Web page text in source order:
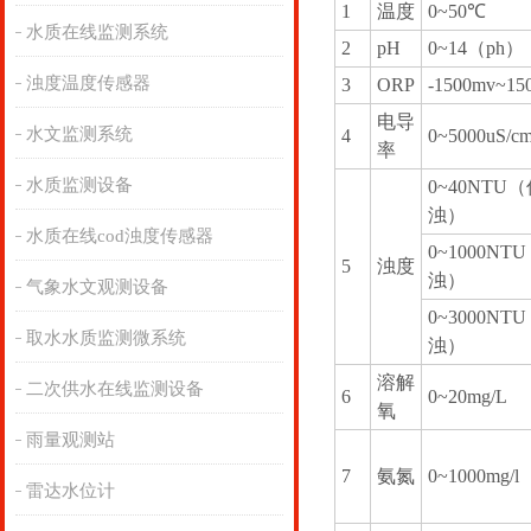
水质在线监测系统
浊度温度传感器
水文监测系统
水质监测设备
水质在线cod浊度传感器
气象水文观测设备
取水水质监测微系统
二次供水在线监测设备
雨量观测站
雷达水位计
1 温度
0~50℃
2
pH
0~14（ph）
3
ORP -
4
电导
率
0~5000uS/
5 浊度
0~40NTU（
浊）
浊）
浊）
6
溶解
氧
0~20mg/L
7 氨氮 0~1000mg/l